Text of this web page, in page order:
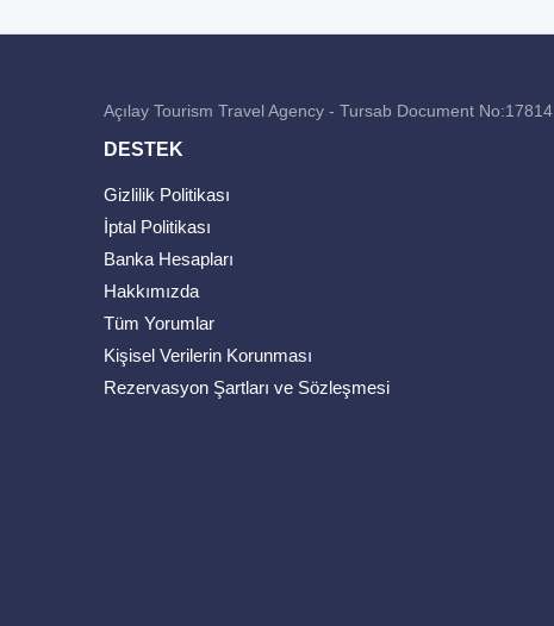
Açılay Tourism Travel Agency - Tursab Document No:17814
DESTEK
Gizlilik Politikası
İptal Politikası
Banka Hesapları
Hakkımızda
Tüm Yorumlar
Kişisel Verilerin Korunması
Rezervasyon Şartları ve Sözleşmesi